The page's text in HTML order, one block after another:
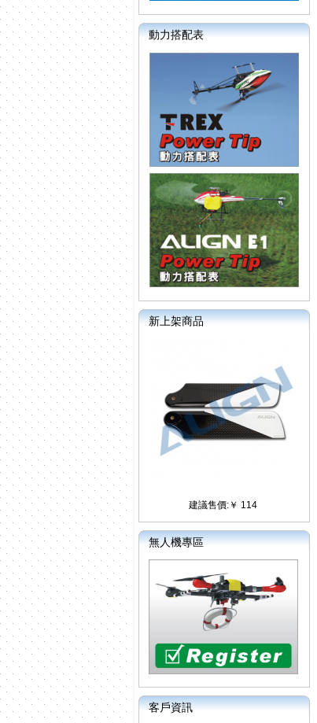
動力搭配表
新上架商品
建議售價:￥ 114
無人機專區
客戶資訊